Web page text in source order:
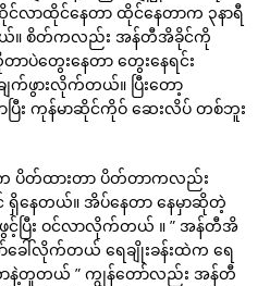
င်လာထိုင်နေတာ ထိုင်နေတာက ၃နာရီ
မယ်။ စိတ်ကလည်း အန်တီအိခိုင်ကို
ပဲတွေးနေတာ တွေးနေရင်း
ဖွားလိုက်တယ်။ ပြီးတော့
း ကုန်မာဆိုင်ကိုဝ် ဆေးလိပ် တစ်ဘူး
ပိတ်ထားတာ ပိတ်တာကလည်း
နေတယ်။ အိပ်နေတာ နေမှာဆိုတဲ့
ပြီး ဝင်လာလိုက်တယ် ။ ” အန်တီအိ
ေါ်လိုက်တယ် ရေချိုးခန်းထဲက ရေ
တာနဲ့တူတယ် ” ကျွန်တော်လည်း အန်တီ